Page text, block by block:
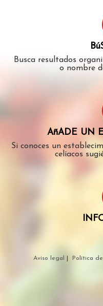
Busca resultados
o nombre
AñADE UN
Si conoces un
celíacos
Aviso legal Política